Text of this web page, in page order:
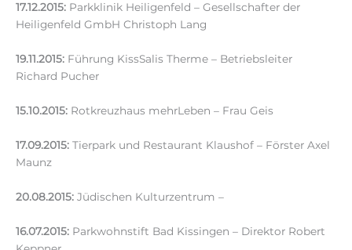
17.12.2015: Parkklinik Heiligenfeld – Gesellschafter der
Heiligenfeld GmbH Christoph Lang
19.11.2015: Führung KissSalis Therme – Betriebsleiter
Richard Pucher
15.10.2015: Rotkreuzhaus mehrLeben – Frau Geis
17.09.2015: Tierpark und Restaurant Klaushof – Förster Axel
Maunz
20.08.2015: Jüdischen Kulturzentrum –
16.07.2015: Parkwohnstift Bad Kissingen – Direktor Robert